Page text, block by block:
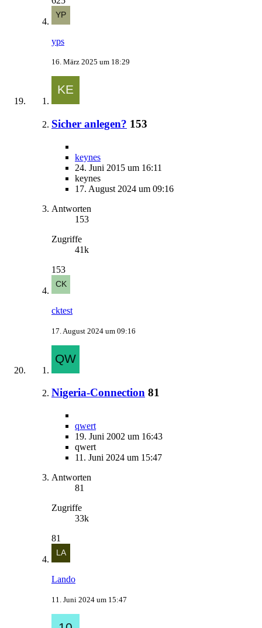
yps
16. März 2025 um 18:29
Sicher anlegen? 153
keynes
24. Juni 2015 um 16:11
keynes
17. August 2024 um 09:16
Antworten
153
Zugriffe
41k
153
cktest
17. August 2024 um 09:16
Nigeria-Connection 81
qwert
19. Juni 2002 um 16:43
qwert
11. Juni 2024 um 15:47
Antworten
81
Zugriffe
33k
81
Lando
11. Juni 2024 um 15:47